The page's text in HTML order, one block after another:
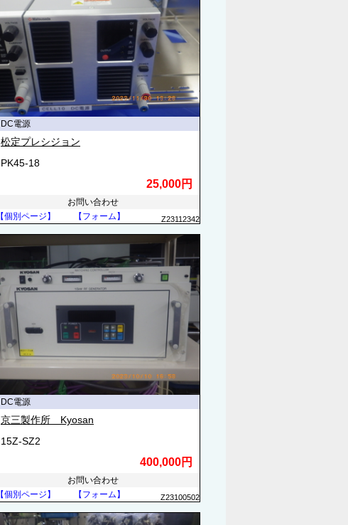
DC電源
松定プレシジョン
PK45-18
25,000円
お問い合わせ
【個別ページ】
【フォーム】 Z23112342
DC電源
京三製作所 Kyosan
15Z-SZ2
400,000円
お問い合わせ
【個別ページ】
【フォーム】 Z23100502